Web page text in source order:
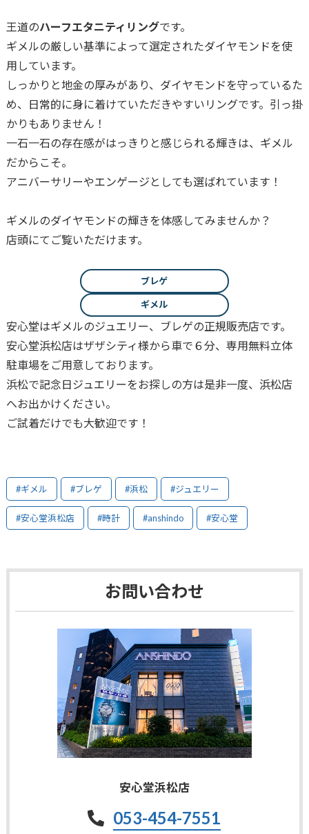
王道のハーフエタニティリングです。
ギメルの厳しい基準によって選定されたダイヤモンドを使
用しています。
しっかりと地金の厚みがあり、ダイヤモンドを守っているた
め、日常的に身に着けていただきやすいリングです。引っ掛
かりもありません！
一石一石の存在感がはっきりと感じられる輝きは、ギメル
だからこそ。
アニバーサリーやエンゲージとしても選ばれています！
ギメルのダイヤモンドの輝きを体感してみませんか？
店頭にてご覧いただけます。
ブレゲ
ギメル
安心堂はギメルのジュエリー、ブレゲの正規販売店です。
安心堂浜松店はザザシティ様から車で６分、専用無料立体
駐車場をご用意しております。
浜松で記念日ジュエリーをお探しの方は是非一度、浜松店
へお出かけください。
ご試着だけでも大歓迎です！
#ギメル #ブレゲ #浜松 #ジュエリー
#安心堂浜松店 #時計 #anshindo #安心堂
お問い合わせ
安心堂浜松店
053-454-7551